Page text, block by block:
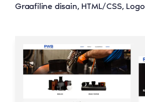
Graafiline disain, HTML/CSS, Logo